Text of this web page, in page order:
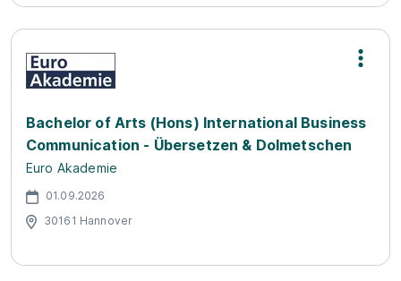
Bachelor of Arts (Hons) International Business
Communication - Übersetzen & Dolmetschen
Euro Akademie
01.09.2026
30161 Hannover